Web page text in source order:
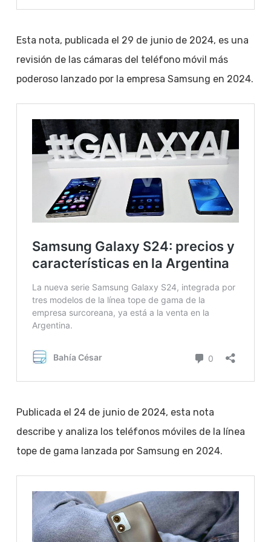
Esta nota, publicada el 29 de junio de 2024, es una
revisión de las cámaras del teléfono móvil más
poderoso lanzado por la empresa Samsung en 2024.
Publicada el 24 de junio de 2024, esta nota
describe y analiza los teléfonos móviles de la línea
tope de gama lanzada por Samsung en 2024.